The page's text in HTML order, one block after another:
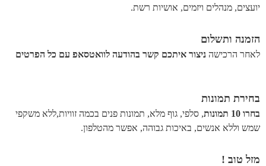
יועצים, מנהלים ויזמים, אושיות רשת.
הזמנה ותשלום
לאחר הרכישה ניצור איתכם קשר בהודעה לוואטסאפ עם כל הפרטים
בחירת תמונות
בחרו 10 תמונות
, סלפי, גוף מלא, תמונות פנים בכמה זוויות,ללא משקפי
שמש וללא אנשים, באיכות גבוהה, אפשר מהטלפון.
מזל טוב !